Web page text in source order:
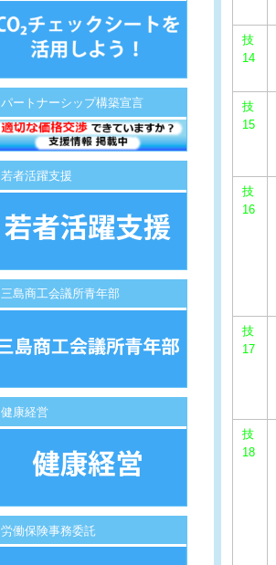
技
14
技
15
技
16
技
17
技
18
パートナーシップ構築宣言
若者活躍支援
三島商工会議所青年部
健康経営
労働保険事務委託